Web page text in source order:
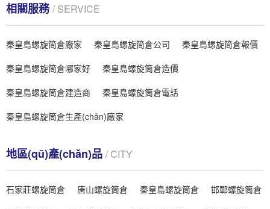
相關服務/ SERVICE
秦皇島螺旋筒倉廠家 秦皇島螺旋筒倉公司
秦皇島螺旋筒倉報價
秦皇島螺旋筒倉哪家好
秦皇島螺旋筒倉造價
秦皇島螺旋筒倉建造商
秦皇島螺旋筒倉電話
秦皇島螺旋筒倉生產(chǎn)廠家
地區(qū)產(chǎn)品 / CITY
石家莊螺旋筒倉 唐山螺旋筒倉 秦皇島螺旋筒倉
邯鄲螺旋筒倉